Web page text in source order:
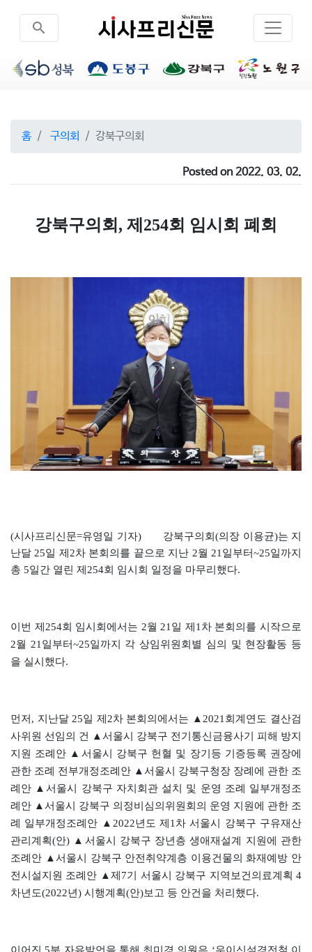
search
홈 구의회 강북구의회
Posted on 2022. 03. 02.
강북구의회, 제254회 임시회 폐회
(시사프리신문=유영일 기자) 강북구의회(의장 이용균)는 지
난달 25일 제2차 본회의를 끝으로 지난 2월 21일부터~25일까지
총 5일간 열린 제254회 임시회 일정을 마무리했다.
이번 제254회 임시회에서는 2월 21일 제1차 본회의를 시작으로
2월 21일부터~25일까지 각 상임위원회별 심의 및 현장활동 등
을 실시했다.
먼저, 지난달 25일 제2차 본회의에서는 ▲2021회계연도 결산검
사위원 선임의 건 ▲서울시 강북구 전기통신금융사기 피해 방지
지원 조례안 ▲서울시 강북구 헌혈 및 장기등 기증등록 권장에
관한 조례 전부개정조례안 ▲서울시 강북구청장 장례에 관한 조
례안 ▲서울시 강북구 자치회관 설치 및 운영 조례 일부개정조
례안 ▲서울시 강북구 의정비심의위원회의 운영 지원에 관한 조
례 일부개정조례안 ▲2022년도 제1차 서울시 강북구 구유재산
관리계획(안) ▲서울시 강북구 장년층 생애재설계 지원에 관한
조례안 ▲서울시 강북구 안전취약계층 이용건물의 화재예방 안
전시설지원 조례안 ▲제7기 서울시 강북구 지역보건의료계획 4
차년도(2022년) 시행계획(안)보고 등 안건을 처리했다.